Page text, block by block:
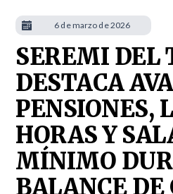
SEREMI DEL
DESTACA
PENSIONES,
HORAS Y
MÍNIMO
BALANCE DE
6 de marzo de 2026